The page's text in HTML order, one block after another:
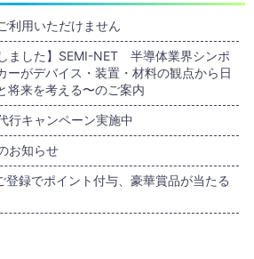
利用いただけません
ました】SEMI-NET 半導体業界シンポ
ーがデバイス・装置・材料の観点から日
将来を考える〜のご案内
行キャンペーン実施中
お知らせ
登録でポイント付与、豪華賞品が当たる